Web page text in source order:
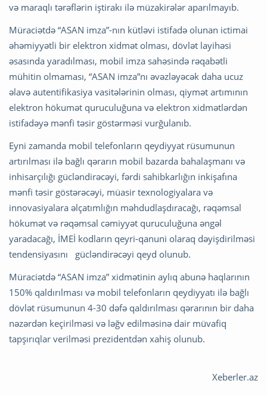
və maraqlı tərəflərin iştirakı ilə müzakirələr aparılmayıb.
Müraciətdə “ASAN imza”-nın kütləvi istifadə olunan ictimai
əhəmiyyətli bir elektron xidmət olması, dövlət layihəsi
əsasında yaradılması, mobil imza sahəsində rəqabətli
mühitin olmaması, “ASAN imza”nı əvəzləyəcək daha ucuz
əlavə autentifikasiya vasitələrinin olması, qiymət artımının
elektron hökumət quruculuğuna və elektron xidmətlərdən
istifadəyə mənfi təsir göstərməsi vurğulanıb.
Eyni zamanda mobil telefonların qeydiyyat rüsumunun
artırılması ilə bağlı qərarın mobil bazarda bahalaşmanı və
inhisarçılığı gücləndirəcəyi, fərdi sahibkarlığın inkişafına
mənfi təsir göstərəcəyi, müasir texnologiyalara və
innovasiyalara əlçatımlığın məhdudlaşdıracağı, rəqəmsal
hökumət və rəqəmsal cəmiyyət quruculuğuna əngəl
yaradacağı, İMEİ kodların qeyri-qanuni olaraq dəyişdirilməsi
tendensiyasını gücləndirəcəyi qeyd olunub.
Müraciətdə “ASAN imza” xidmətinin aylıq abunə haqlarının
150% qaldırılması və mobil telefonların qeydiyyatı ilə bağlı
dövlət rüsumunun 4-30 dəfə qaldırılması qərarının bir daha
nəzərdən keçirilməsi və ləğv edilməsinə dair müvafiq
tapşırıqlar verilməsi prezidentdən xahiş olunub.
Xeberler.az